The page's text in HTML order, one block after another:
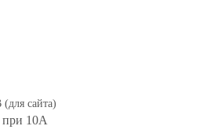
сайта)
10А